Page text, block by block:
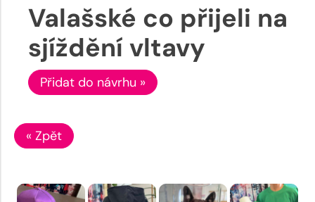
Valašské co přijeli na
sjíždění vltavy
Přidat do návrhu »
« Zpět